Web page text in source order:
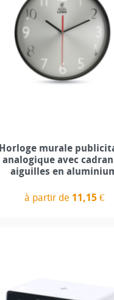
Horloge murale
analogique avec
aiguilles en
à partir de 11,15 €